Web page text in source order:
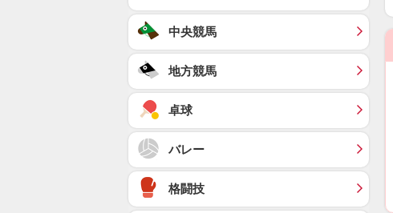
中央競馬
地方競馬
卓球
バレー
格闘技